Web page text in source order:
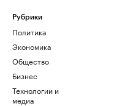
Рубрики
Политика
Экономика
Общество
Бизнес
Технологии и
медиа